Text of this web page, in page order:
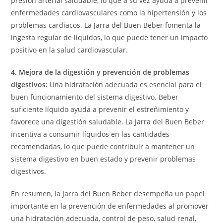
enfermedades cardiovasculares como la hipertensión y los
problemas cardiacos. La Jarra del Buen Beber fomenta la
ingesta regular de líquidos, lo que puede tener un impacto
positivo en la salud cardiovascular.
4. Mejora de la digestión y prevención de problemas
digestivos: Una hidratación adecuada es esencial para el
buen funcionamiento del sistema digestivo. Beber
suficiente líquido ayuda a prevenir el estreñimiento y
favorece una digestión saludable. La Jarra del Buen Beber
incentiva a consumir líquidos en las cantidades
recomendadas, lo que puede contribuir a mantener un
sistema digestivo en buen estado y prevenir problemas
digestivos.
En resumen, la Jarra del Buen Beber desempeña un papel
importante en la prevención de enfermedades al promover
una hidratación adecuada, control de peso, salud renal,